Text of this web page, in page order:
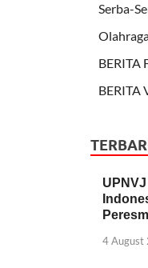
Serba-
BERITA
BERITA
4 August